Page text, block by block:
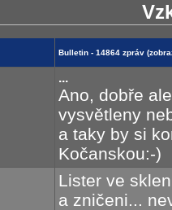
Bulletin - 14864 zpráv
...
Ano, dobře
vysvětleny
a taky by si
Kočanskou:-)
Lister ve
a zničeni...